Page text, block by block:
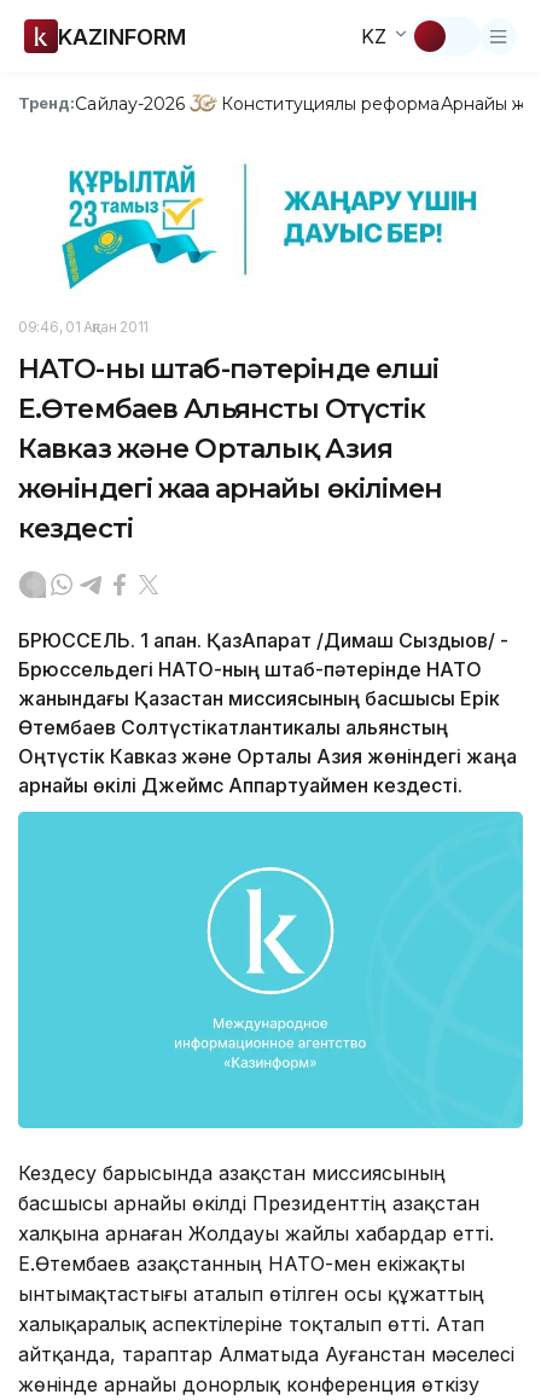
KAZINFORM KZ
Тренд:Сайлау-2026 Конституциялық реформаАрнайы
09:46, 01 Ақпан 2011
НАТО-ның штаб-пәтерінде елші
Е.Өтембаев Альянстың Оңтүстік
Кавказ және Орталық Азия
жөніндегі жаңа арнайы өкілімен
кездесті
БРЮССЕЛЬ. 1 ақпан. ҚазАқпарат /Димаш Сыздықов/ -
Брюссельдегі НАТО-ның штаб-пәтерінде НАТО
жанындағы Қазақстан миссиясының басшысы Ерік
Өтембаев Солтүстікатлантикалық альянстың
Оңтүстік Кавказ және Орталық Азия жөніндегі жаңа
арнайы өкілі Джеймс Аппартуаймен кездесті.
Кездесу барысында Қазақстан миссиясының
басшысы арнайы өкілді Президенттің Қазақстан
халқына арнаған Жолдауы жайлы хабардар етті.
Е.Өтембаев Қазақстанның НАТО-мен екіжақты
ынтымақтастығы аталып өтілген осы құжаттың
халықаралық аспектілеріне тоқталып өтті. Атап
айтқанда, тараптар Алматыда Ауғанстан мәселесі
жөнінде арнайы донорлық конференция өткізу